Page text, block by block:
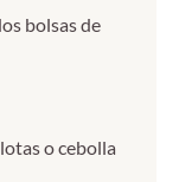
bolsas de
o cebolla